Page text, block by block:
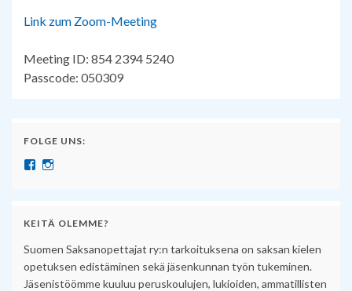
Link zum Zoom-Meeting
Meeting ID: 854 2394 5240
Passcode: 050309
FOLGE UNS:
Näytä SuomenSaksanopettajat:n profiili Facebook palvelussa
KEITÄ OLEMME?
Suomen Saksanopettajat ry:n tarkoituksena on saksan kielen
opetuksen edistäminen sekä jäsenkunnan työn tukeminen.
Jäsenistöömme kuuluu peruskoulujen, lukioiden, ammatillisten